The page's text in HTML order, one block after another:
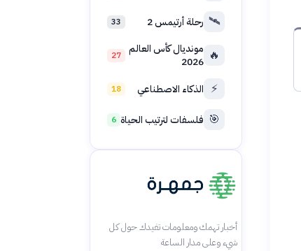
🛰️ رحلة أرتيمس 2 33
🔥 مونديال كأس العالم
2026
27
⚡ الذكاء الاصطناعي 18
🎯 فلسفات لترتيب الحياة 6
أخبار تهمك ومعلومات تفيدك حول كل
شيء وعلى مدار الساعة